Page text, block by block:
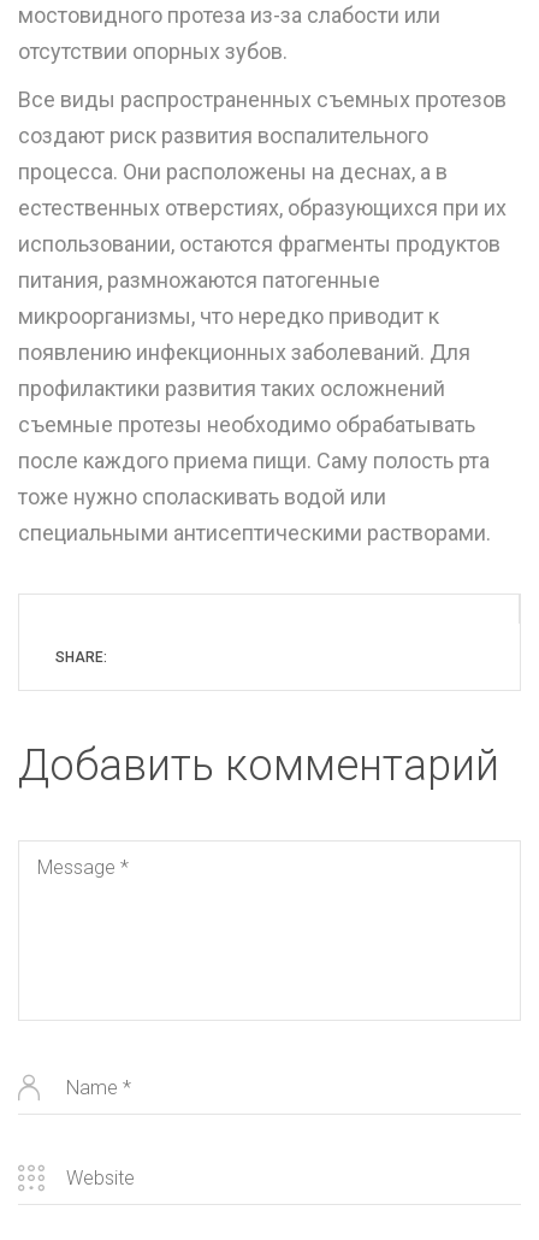
мостовидного протеза из-за слабости или
отсутствии опорных зубов.
Все виды распространенных съемных протезов
создают риск развития воспалительного
процесса. Они расположены на деснах, а в
естественных отверстиях, образующихся при их
использовании, остаются фрагменты продуктов
питания, размножаются патогенные
микроорганизмы, что нередко приводит к
появлению инфекционных заболеваний. Для
профилактики развития таких осложнений
съемные протезы необходимо обрабатывать
после каждого приема пищи. Саму полость рта
тоже нужно споласкивать водой или
специальными антисептическими растворами.
SHARE:
Добавить комментарий